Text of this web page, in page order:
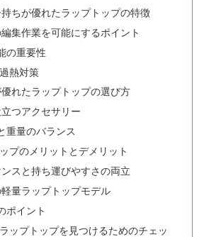
ちが優れたラップトップの特徴
集作業を可能にするポイント
の重要性
熱対策
れたラップトップの選び方
つアクセサリー
重量のバランス
プのメリットとデメリット
スと持ち運びやすさの両立
量ラップトップモデル
ポイント
ップトップを見つけるためのチェッ